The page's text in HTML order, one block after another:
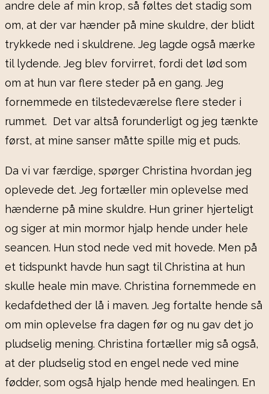
andre dele af min krop, så føltes det stadig som
om, at der var hænder på mine skuldre, der blidt
trykkede ned i skuldrene. Jeg lagde også mærke
til lydende. Jeg blev forvirret, fordi det lød som
om at hun var flere steder på en gang. Jeg
fornemmede en tilstedeværelse flere steder i
rummet. Det var altså forunderligt og jeg tænkte
først, at mine sanser måtte spille mig et puds.
Da vi var færdige, spørger Christina hvordan jeg
oplevede det. Jeg fortæller min oplevelse med
hænderne på mine skuldre. Hun griner hjerteligt
og siger at min mormor hjalp hende under hele
seancen. Hun stod nede ved mit hovede. Men på
et tidspunkt havde hun sagt til Christina at hun
skulle heale min mave. Christina fornemmede en
kedafdethed der lå i maven. Jeg fortalte hende så
om min oplevelse fra dagen før og nu gav det jo
pludselig mening. Christina fortæller mig så også,
at der pludselig stod en engel nede ved mine
fødder, som også hjalp hende med healingen. En